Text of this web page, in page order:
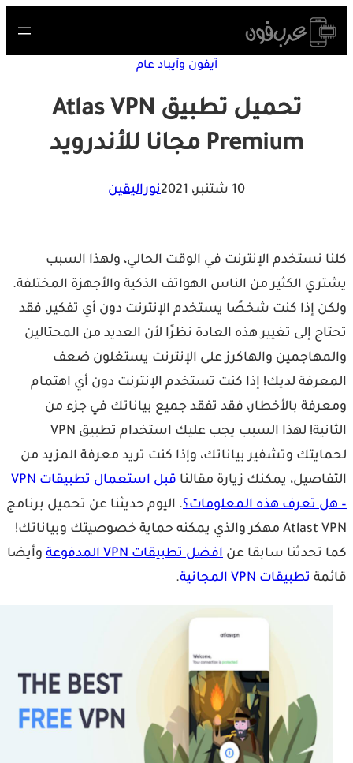
آيفون وآيباد عام
تحميل تطبيق Atlas VPN
Premium مجانا للأندرويد
نوراليقين
نستخدم الإنترنت في الوقت الحالي، ولهذا السبب
الكثير من الناس الهواتف الذكية والأجهزة المختلفة.
إذا كنت شخصًا يستخدم الإنترنت دون أي تفكير، فقد
إلى تغيير هذه العادة نظرًا لأن العديد من المحتالين
والهاكرز على الإنترنت يستغلون ضعف
لديك! إذا كنت تستخدم الإنترنت دون أي اهتمام
بالأخطار، فقد تفقد جميع بياناتك في جزء من
الثانية! لهذا السبب يجب عليك استخدام تطبيق VPN
وتشفير بياناتك، وإذا كنت تريد معرفة المزيد من
يمكنك زيارة مقالنا
قبل استعمال تطبيقات VPN
تعرف هذه المعلومات؟. اليوم حديثنا عن تحميل برنامج
Atlast VPN مهكر والذي يمكنه حماية خصوصيتك وبياناتك!
تحدثنا سابقا عن افضل تطبيقات VPN المدفوعة
وأيضا
تطبيقات VPN المجانية .